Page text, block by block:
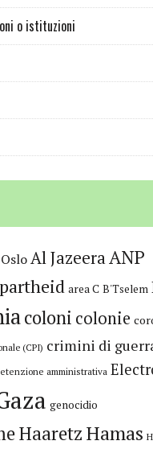
o istituzioni
Al JazeeraANP
area C B'Tselem
coloni colonie
(CPI) crimini di
amministrativa
genocidio
HaaretzHamas